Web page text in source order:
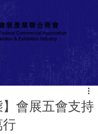
】會展五會支持
行